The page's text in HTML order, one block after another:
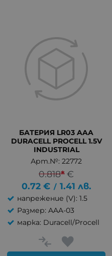
БАТЕРИЯ LR03 AAA
DURACELL PROCELL 1.5V
INDUSTRIAL
Арт.№: 22772
0.818*€
0.72 € / 1.41 лв.
напрежение (V): 1.5
Размер: AAA-03
марка: Duracell/Procell